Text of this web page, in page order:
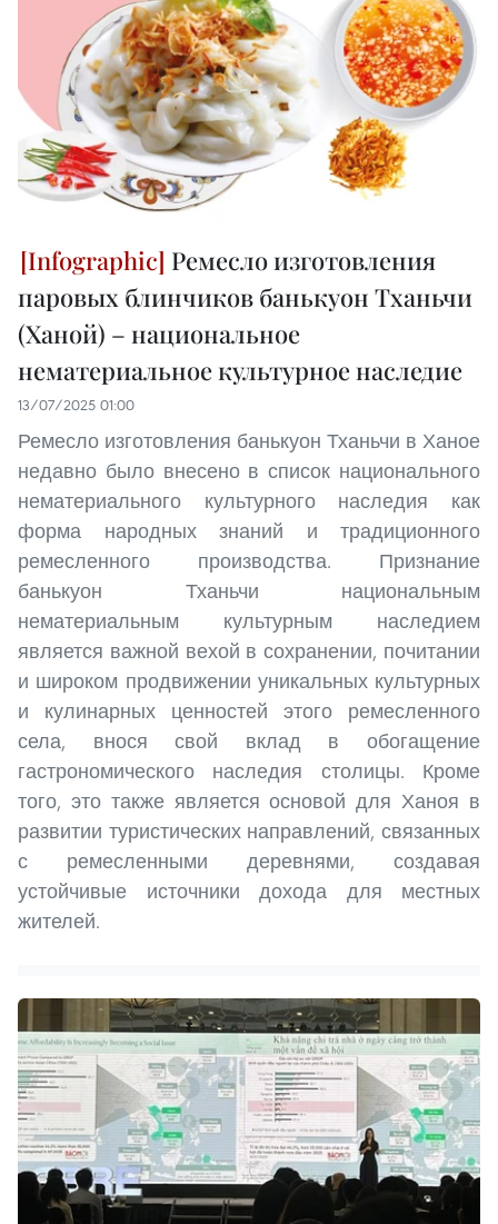
Ремесло изготовления
паровых блинчиков банькуон Тханьчи
(Ханой) – национальное
нематериальное культурное наследие
13/07/2025 01:00
Ремесло изготовления банькуон Тханьчи в Ханое
недавно было внесено в список национального
нематериального культурного наследия как
форма народных знаний и традиционного
ремесленного производства. Признание
банькуон Тханьчи национальным
нематериальным культурным наследием
является важной вехой в сохранении, почитании
и широком продвижении уникальных культурных
и кулинарных ценностей этого ремесленного
села, внося свой вклад в обогащение
гастрономического наследия столицы. Кроме
того, это также является основой для Ханоя в
развитии туристических направлений, связанных
с ремесленными деревнями, создавая
устойчивые источники дохода для местных
жителей.